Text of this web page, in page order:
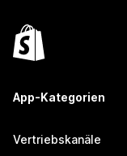
App-Kategorien
Vertriebskanäle